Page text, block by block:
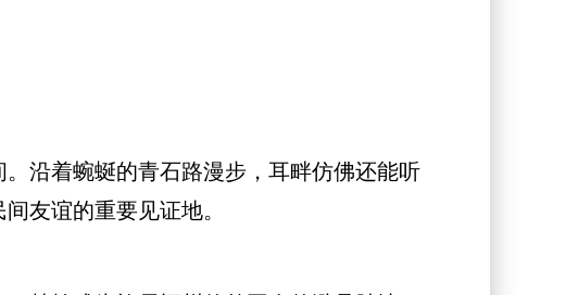
沿着蜿蜒的青石路漫步，耳畔仿佛还能听
友谊的重要见证地。